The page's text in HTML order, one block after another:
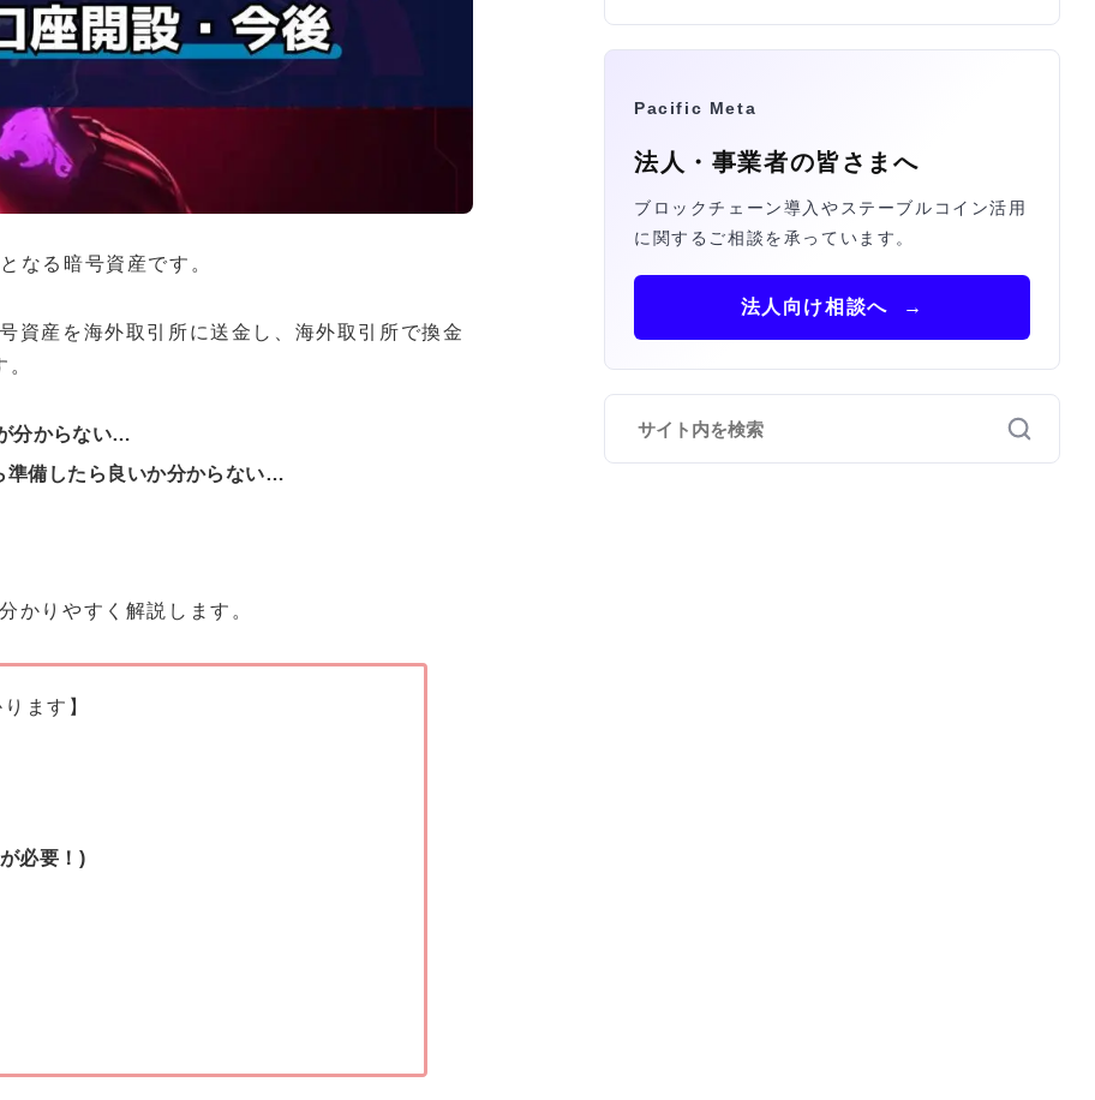
なる暗号資産です。
資産を海外取引所に送金し、海外取引所で換金
分からない…
準備したら良いか分からない…
かりやすく解説します。
ます】
必要！)
Pacific Meta
法人・事業者の皆さまへ
ブロックチェーン導入やステーブルコイン活用
に関するご相談を承っています。
法人向け相談へ